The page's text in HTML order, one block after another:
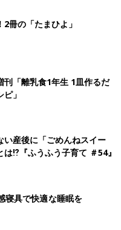
冊の「たまひよ」
刊「離乳食1年生 1皿作るだ
」
い産後に「ごめんねスイー
⁉︎『ふうふう子育て ＃54』
寝具で快適な睡眠を